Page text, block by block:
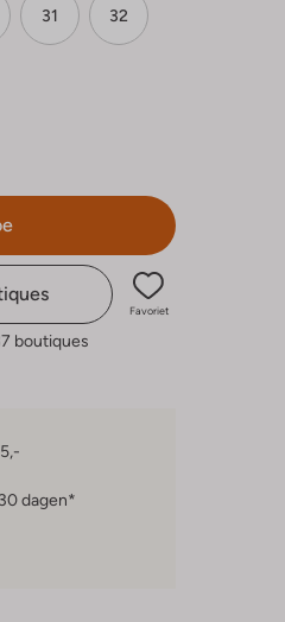
31 32
Favoriet
boutiques
dagen*